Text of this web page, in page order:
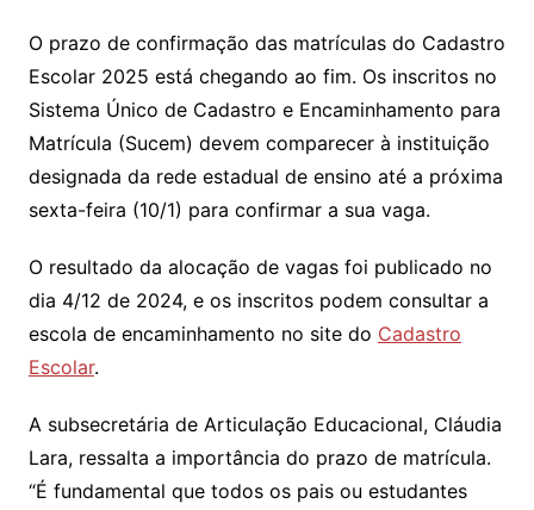
O prazo de confirmação das matrículas do Cadastro
Escolar 2025 está chegando ao fim. Os inscritos no
Sistema Único de Cadastro e Encaminhamento para
Matrícula (Sucem) devem comparecer à instituição
designada da rede estadual de ensino até a próxima
sexta-feira (10/1) para confirmar a sua vaga.
O resultado da alocação de vagas foi publicado no
dia 4/12 de 2024, e os inscritos podem consultar a
escola de encaminhamento no site do Cadastro
Escolar.
A subsecretária de Articulação Educacional, Cláudia
Lara, ressalta a importância do prazo de matrícula.
“É fundamental que todos os pais ou estudantes